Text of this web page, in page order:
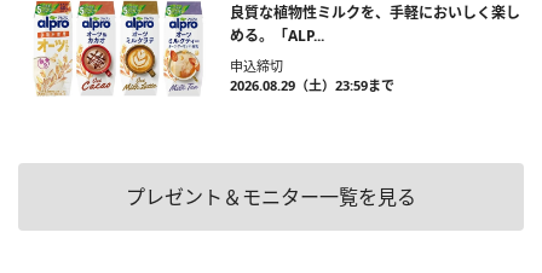
良質な植物性ミルクを、手軽においしく楽し
める。「ALP...
申込締切
2026.08.29（土）23:59まで
プレゼント＆モニター一覧を見る